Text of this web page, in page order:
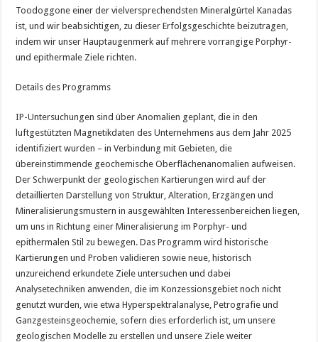
Toodoggone einer der vielversprechendsten Mineralgürtel Kanadas
ist, und wir beabsichtigen, zu dieser Erfolgsgeschichte beizutragen,
indem wir unser Hauptaugenmerk auf mehrere vorrangige Porphyr-
und epithermale Ziele richten.
Details des Programms
IP-Untersuchungen sind über Anomalien geplant, die in den
luftgestützten Magnetikdaten des Unternehmens aus dem Jahr 2025
identifiziert wurden – in Verbindung mit Gebieten, die
übereinstimmende geochemische Oberflächenanomalien aufweisen.
Der Schwerpunkt der geologischen Kartierungen wird auf der
detaillierten Darstellung von Struktur, Alteration, Erzgängen und
Mineralisierungsmustern in ausgewählten Interessenbereichen liegen,
um uns in Richtung einer Mineralisierung im Porphyr- und
epithermalen Stil zu bewegen. Das Programm wird historische
Kartierungen und Proben validieren sowie neue, historisch
unzureichend erkundete Ziele untersuchen und dabei
Analysetechniken anwenden, die im Konzessionsgebiet noch nicht
genutzt wurden, wie etwa Hyperspektralanalyse, Petrografie und
Ganzgesteinsgeochemie, sofern dies erforderlich ist, um unsere
geologischen Modelle zu erstellen und unsere Ziele weiter